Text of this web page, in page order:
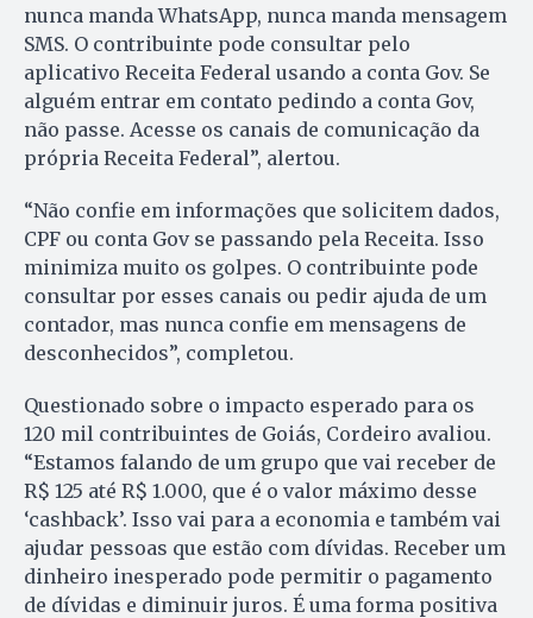
nunca manda WhatsApp, nunca manda mensagem
SMS. O contribuinte pode consultar pelo
aplicativo Receita Federal usando a conta Gov. Se
alguém entrar em contato pedindo a conta Gov,
não passe. Acesse os canais de comunicação da
própria Receita Federal”, alertou.
“Não confie em informações que solicitem dados,
CPF ou conta Gov se passando pela Receita. Isso
minimiza muito os golpes. O contribuinte pode
consultar por esses canais ou pedir ajuda de um
contador, mas nunca confie em mensagens de
desconhecidos”, completou.
Questionado sobre o impacto esperado para os
120 mil contribuintes de Goiás, Cordeiro avaliou.
“Estamos falando de um grupo que vai receber de
R$ 125 até R$ 1.000, que é o valor máximo desse
‘cashback’. Isso vai para a economia e também vai
ajudar pessoas que estão com dívidas. Receber um
dinheiro inesperado pode permitir o pagamento
de dívidas e diminuir juros. É uma forma positiva